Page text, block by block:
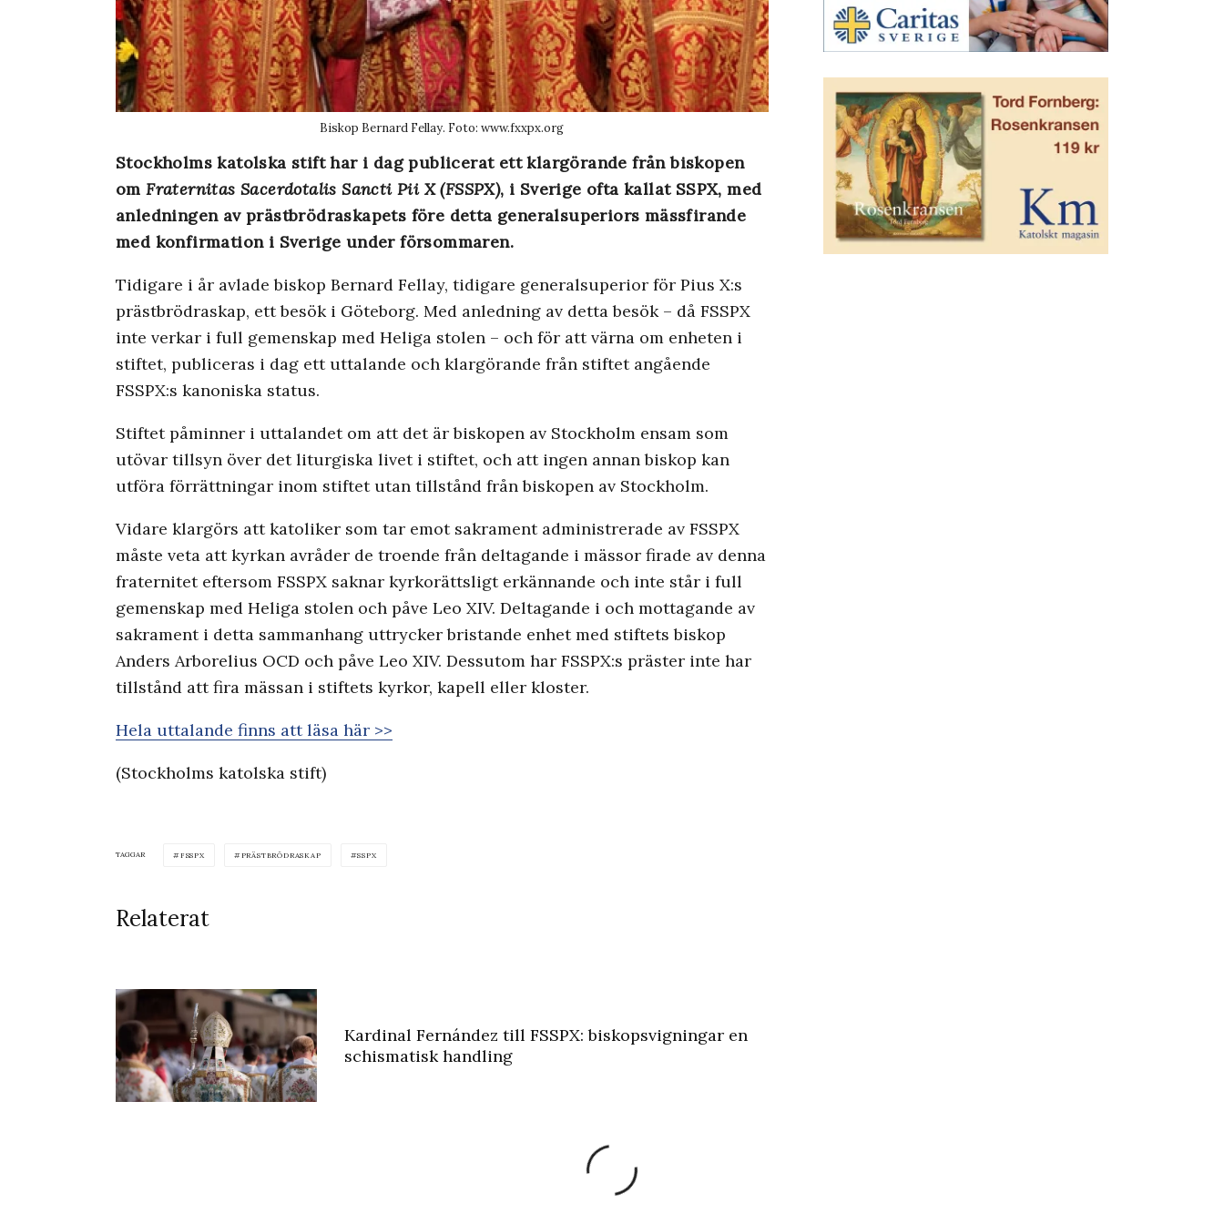
Biskop Bernard Fellay. Foto: www.fxxpx.org
Stockholms katolska stift har i dag publicerat ett klargörande från biskopen
omFraternitas Sacerdotalis Sancti Pii X (FSSPX), i Sverige ofta kallat SSPX, med
anledningen av prästbrödraskapets före detta generalsuperiors mässfirande
med konfirmation i Sverige under försommaren.
Tidigare i år avlade biskop Bernard Fellay, tidigare generalsuperior för Pius X:s
prästbrödraskap, ett besök i Göteborg. Med anledning av detta besök – då FSSPX
inte verkar i full gemenskap med Heliga stolen – och för att värna om enheten i
stiftet, publiceras i dag ett uttalande och klargörande från stiftet angående
FSSPX:s kanoniska status.
Stiftet påminner i uttalandet om att det är biskopen av Stockholm ensam som
utövar tillsyn över det liturgiska livet i stiftet, och att ingen annan biskop kan
utföra förrättningar inom stiftet utan tillstånd från biskopen av Stockholm.
Vidare klargörs att katoliker som tar emot sakrament administrerade av FSSPX
måste veta att kyrkan avråder de troende från deltagande i mässor firade av denna
fraternitet eftersom FSSPX saknar kyrkorättsligt erkännande och inte står i full
gemenskap med Heliga stolen och påve Leo XIV. Deltagande i och mottagande av
sakrament i detta sammanhang uttrycker bristande enhet med stiftets biskop
Anders Arborelius OCD och påve Leo XIV. Dessutom har FSSPX:s präster inte har
tillstånd att fira mässan i stiftets kyrkor, kapell eller kloster.
Hela uttalande finns att läsa här >>
(Stockholms katolska stift)
TAGGAR FSSPX PRÄSTBRÖDRASKAP SSPX
Relaterat
Kardinal Fernández till FSSPX: biskopsvigningar en
schismatisk handling